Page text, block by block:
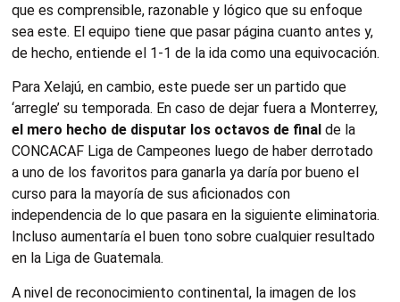
que es comprensible, razonable y lógico que su enfoque
sea este. El equipo tiene que pasar página cuanto antes y,
de hecho, entiende el 1-1 de la ida como una equivocación.
Para Xelajú, en cambio, este puede ser un partido que
‘arregle’ su temporada. En caso de dejar fuera a Monterrey,
el mero hecho de disputar los octavos de final de la
CONCACAF Liga de Campeones luego de haber derrotado
a uno de los favoritos para ganarla ya daría por bueno el
curso para la mayoría de sus aficionados con
independencia de lo que pasara en la siguiente eliminatoria.
Incluso aumentaría el buen tono sobre cualquier resultado
en la Liga de Guatemala.
A nivel de reconocimiento continental, la imagen de los